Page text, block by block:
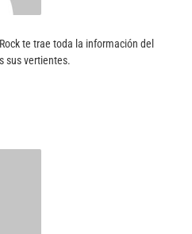
te trae toda la información del
sus vertientes.